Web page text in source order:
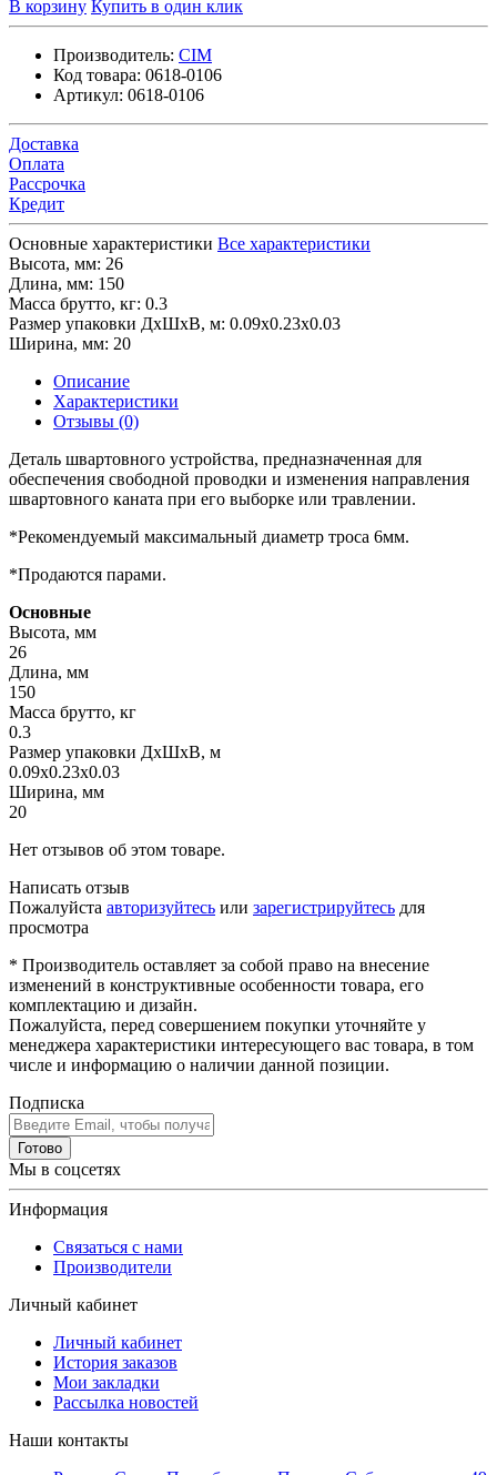
В корзину Купить в один клик
Производитель: CIM
Код товара: 0618-0106
Артикул: 0618-0106
Доставка
Оплата
Рассрочка
Кредит
Основные характеристики Все характеристики
Высота, мм: 26
Длина, мм: 150
Масса брутто, кг: 0.3
Размер упаковки ДхШхВ, м: 0.09x0.23x0.03
Ширина, мм: 20
Описание
Характеристики
Отзывы (0)
Деталь швартовного устройства, предназначенная для
обеспечения свободной проводки и изменения направления
швартовного каната при его выборке или травлении.
*Рекомендуемый максимальный диаметр троса 6мм.
*Продаются парами.
Основные
Высота, мм
26
Длина, мм
150
Масса брутто, кг
0.3
Размер упаковки ДхШхВ, м
0.09x0.23x0.03
Ширина, мм
20
Нет отзывов об этом товаре.
Написать отзыв
Пожалуйста авторизуйтесь или зарегистрируйтесь для
просмотра
* Производитель оставляет за собой право на внесение
изменений в конструктивные особенности товара, его
комплектацию и дизайн.
Пожалуйста, перед совершением покупки уточняйте у
менеджера характеристики интересующего вас товара, в том
числе и информацию о наличии данной позиции.
Подписка
Готово
Мы в соцсетях
Информация
Связаться с нами
Производители
Личный кабинет
Личный кабинет
История заказов
Мои закладки
Рассылка новостей
Наши контакты